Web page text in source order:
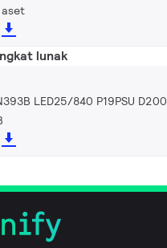
aset
lunak
LED25/840 P19PSU